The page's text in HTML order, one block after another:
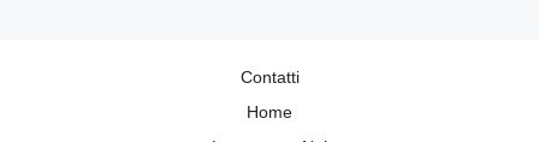
Contatti
Home